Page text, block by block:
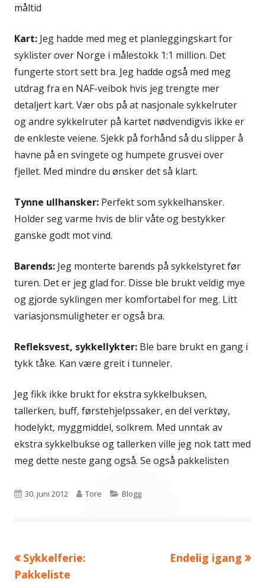
måltid
Kart: Jeg hadde med meg et planleggingskart for
syklister over Norge i målestokk 1:1 million. Det
fungerte stort sett bra. Jeg hadde også med meg
utdrag fra en NAF-veibok hvis jeg trengte mer
detaljert kart. Vær obs på at nasjonale sykkelruter
og andre sykkelruter på kartet nødvendigvis ikke er
de enkleste veiene. Sjekk på forhånd så du slipper å
havne på en svingete og humpete grusvei over
fjellet. Med mindre du ønsker det så klart.
Tynne ullhansker: Perfekt som sykkelhansker.
Holder seg varme hvis de blir våte og bestykker
ganske godt mot vind.
Barends: Jeg monterte barends på sykkelstyret før
turen. Det er jeg glad for. Disse ble brukt veldig mye
og gjorde syklingen mer komfortabel for meg. Litt
variasjonsmuligheter er også bra.
Refleksvest, sykkellykter: Ble bare brukt en gang i
tykk tåke. Kan være greit i tunneler.
Jeg fikk ikke brukt for ekstra sykkelbuksen,
tallerken, buff, førstehjelpssaker, en del verktøy,
hodelykt, myggmiddel, solkrem. Med unntak av
ekstra sykkelbukse og tallerken ville jeg nok tatt med
meg dette neste gang også. Se også pakkelisten
Publisert
30. juni 2012 Forfatter
Tore Kategorier
Blogg
Innleggsnavigasjon
Forrige
artikkel:
Sykkelferie:
Pakkeliste
Neste
Endelig igang